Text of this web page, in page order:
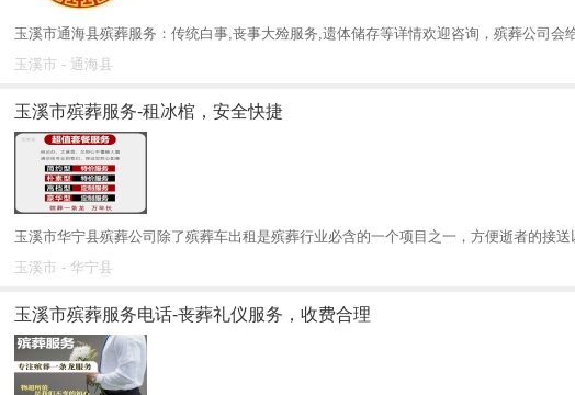
玉溪市通海县殡葬服务：传统白事,丧事大殓服务,遗体储存等详情欢迎咨询，殡葬公司会
玉溪市 - 通海县
玉溪市殡葬服务-租冰棺，安全快捷
玉溪市华宁县殡葬公司除了殡葬车出租是殡葬行业必含的一个项目之一，方便逝者的接
玉溪市 - 华宁县
玉溪市殡葬服务电话-丧葬礼仪服务，收费合理